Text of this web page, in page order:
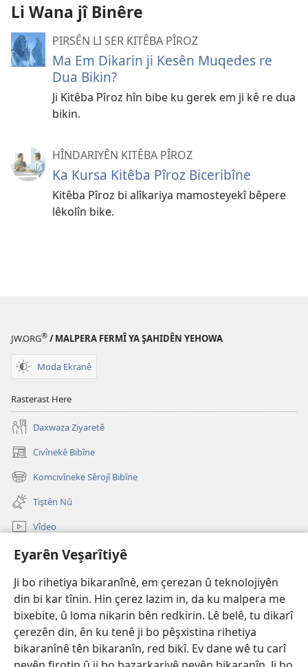
Eyarên Veşarîtiyê
Ji bo rihetiya bikaranînê, em çerezan û teknolojiyên
din bi kar tînin. Hin çerez lazim in, da ku malpera me
bixebite, û loma nikarin bên redkirin. Lê belê, tu dikarî
çerezên din, ên ku tenê ji bo pêşxistina rihetiya
bikaranînê tên bikaranîn, red bikî. Ev dane wê tu carî
Li Wana jî Binêre
PIRSÊN LI SER KITÊBA PÎROZ
Ma Em Dikarin ji Kesên Muqedes re
Dua Bikin?
Ji Kitêba Pîroz hîn bibe ku gerek em ji kê re dua
bikin.
HÎNDARIYÊN KITÊBA PÎROZ
Ka Kursa Kitêba Pîroz Biceribîne
Kitêba Pîroz bi alîkariya mamosteyekî bêpere
lêkolîn bike.
JW.ORG® / MALPERA FERMÎ YA ŞAHIDÊN YEHOWA
Moda Ekranê
Rasterast Here
Daxwaza Ziyaretê
Civînekê Bibîne
(opens
new
window)
Komcivîneke Sêrojî Bibîne
(opens
new
window)
Tiştên Nû
Vîdeo
Lêgerîna Malperê
Bexşên Bidil
(opens
new
window)KITÊBXANEYA ELEKTRONÎK a Birca Çavdêriyê
(opens
new
window)JW Hub®
(opens